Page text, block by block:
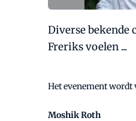
Diverse bekende
Freriks voelen ...
Het evenement wordt
Moshik Roth